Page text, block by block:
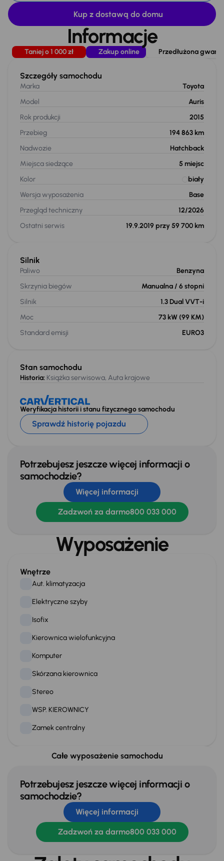
Kup z dostawą do domu
Informacje
Taniej o 1 000 zł Zakup online Przedłużona
Szczegóły samochodu
Marka
Toyota
Model
Auris
Rok produkcji
2015
Przebieg
194 863 km
Nadwozie
Hatchback
Miejsca siedzące
5 miejsc
Kolor
biały
Wersja wyposażenia
Base
Przegląd techniczny
12/2026
Ostatni serwis
19.9.2019 przy 59 700 km
Stan samochodu
Historia: Książka serwisowa, Auta krajowe
Weryfikacja historii i stanu fizycznego samochodu
Sprawdź historię pojazdu
Silnik
Paliwo
Benzyna
Skrzynia biegów
Manualna / 6 stopni
Silnik
1.3 Dual VVT-i
Moc
73 kW (99 KM)
Standard emisji
EURO3
Potrzebujesz jeszcze więcej informacji o
samochodzie?
Więcej informacji
Zadzwoń za darmo800 033 000
Wyposażenie
Wnętrze
Aut. klimatyzacja
Elektryczne szyby
Isofix
Kierownica wielofunkcyjna
Komputer
Skórzana kierownica
Stereo
WSP. KIEROWNICY
Zamek centralny
Kompresor -zestaw naprawczy
Tylne czujniki parkowania
Całe wyposażenie samochodu
Potrzebujesz jeszcze więcej informacji o
samochodzie?
Więcej informacji
Zadzwoń za darmo800 033 000